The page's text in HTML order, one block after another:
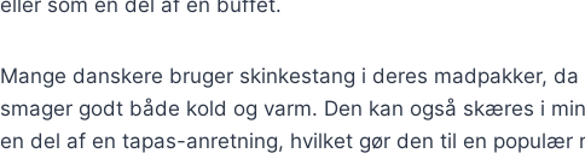
Mange danskere bruger skinkestang i deres madpakker,
smager godt både kold og varm. Den kan også skæres i
en del af en tapas-anretning, hvilket gør den til en populær